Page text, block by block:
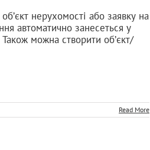
нерухомості або заявку на
автоматично занесеться у
Також можна створити об’єкт/
Read More